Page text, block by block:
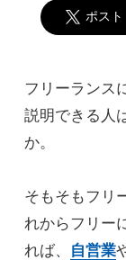
ポスト
フリーランス
説明できる人
か。
そもそもフリ
れからフリー
れば、
自営業